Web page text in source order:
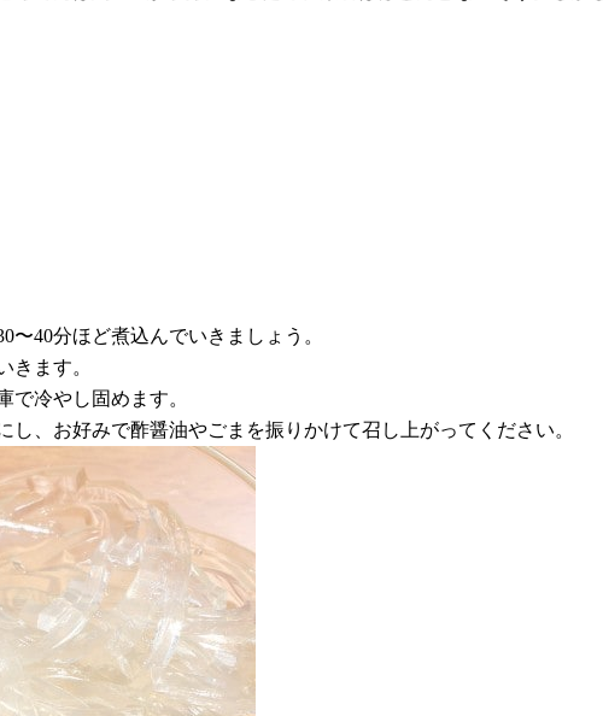
40分ほど煮込んでいきましょう。
きます。
で冷やし固めます。
、お好みで酢醤油やごまを振りかけて召し上がってください。